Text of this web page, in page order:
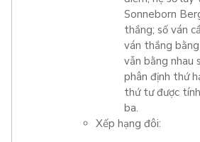
Sonneborn
thắng; số ván
ván thắng
vẫn bằng nhau
phân định thứ
thứ tư được
ba.
Xếp hạng đôi: